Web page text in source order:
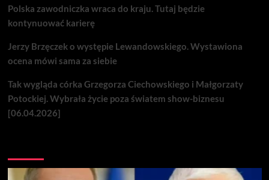
Polska zawodniczka wraca do kraju. Tutaj będzie
kontynuować karierę
Jerzy Brzęczek o występie Lewandowskiego. Wystawiona
ocena mówi sama za siebie
Tak wygląda córka Grzegorza Ciechowskiego i Małgorzaty
Potockiej. Wybrała życie poza światem show-biznesu
[06.04.2026]